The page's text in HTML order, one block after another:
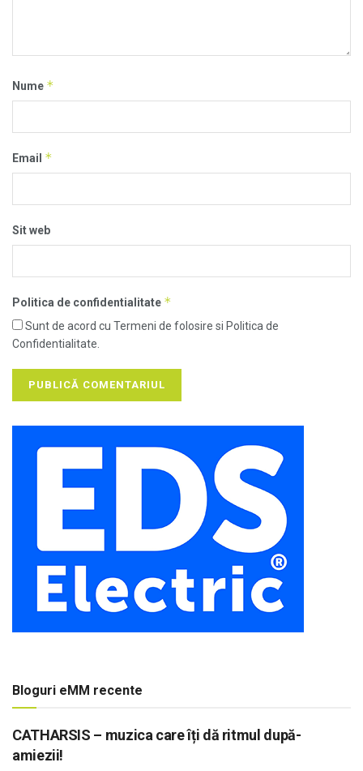
Nume *
Email *
Sit web
Politica de confidentialitate *
Sunt de acord cu Termeni de folosire si Politica de
Confidentialitate.
Bloguri eMM recente
CATHARSIS – muzica care îți dă ritmul după-
amiezii!